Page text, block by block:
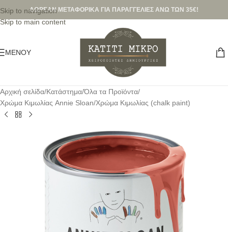
Skip to navigation
Skip to main content
ΔΩΡΕΑΝ ΜΕΤΑΦΟΡΙΚΑ ΓΙΑ ΠΑΡΑΓΓΕΛΙΕΣ ΑΝΩ ΤΩΝ 35€!
ΜΕΝΟΎ
Αρχική σελίδα/Κατάστημα/Όλα τα Προϊόντα/
Χρώμα Κιμωλίας Annie Sloan/Χρώμα Κιμωλίας (chalk paint)